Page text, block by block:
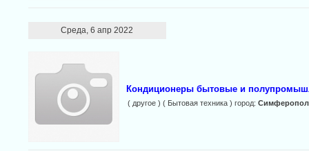
Среда, 6 апр 2022
Кондиционеры бытовые и
( другое ) ( Бытовая техника ) город: